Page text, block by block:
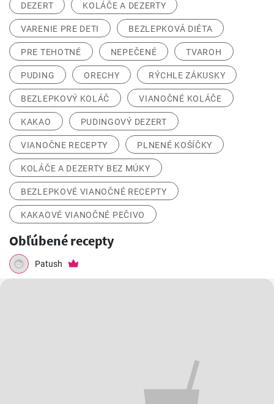
DEZERT KOLÁČE A DEZERTY
VARENIE PRE DETI BEZLEPKOVÁ DIÉTA
PRE TEHOTNÉ NEPEČENÉ TVAROH
PUDING ORECHY RÝCHLE ZÁKUSKY
BEZLEPKOVÝ KOLÁČ VIANOČNÉ KOLÁČE
KAKAO PUDINGOVÝ DEZERT
VIANOČNE RECEPTY PLNENÉ KOŠÍČKY
KOLÁČE A DEZERTY BEZ MÚKY
BEZLEPKOVÉ VIANOČNÉ RECEPTY
KAKAOVÉ VIANOČNÉ PEČIVO
Obľúbené recepty
Patush